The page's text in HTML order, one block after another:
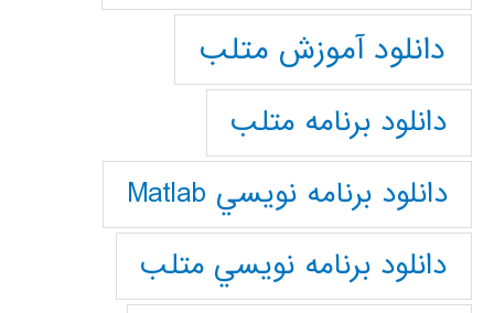
دانلود آموزش متلب
دانلود برنامه متلب
دانلود برنامه نويسي Matlab
دانلود برنامه نويسي متلب